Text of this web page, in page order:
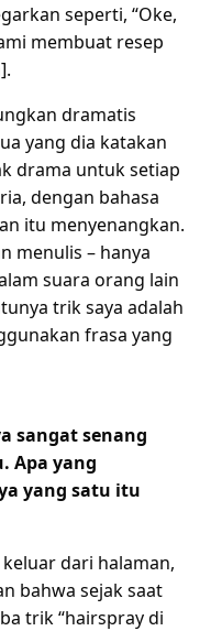
seperti, “Oke,
membuat resep
dramatis
yang dia katakan
drama untuk setiap
dengan bahasa
itu menyenangkan.
menulis – hanya
suara orang lain
trik saya adalah
frasa yang
sangat senang
Apa yang
yang satu itu
dari halaman,
bahwa sejak saat
trik “hairspray di